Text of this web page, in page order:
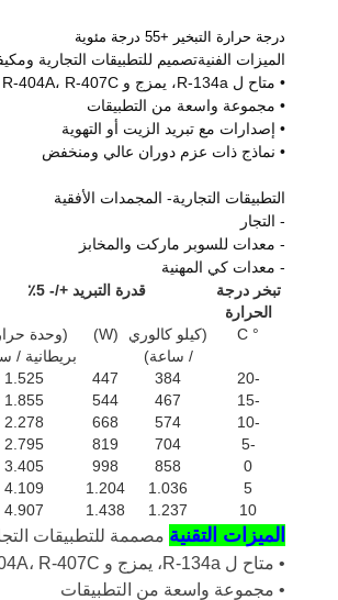
درجة حرارة التبخير +55 درجة مئوية
الميزات الفنيةتصميم للتطبيقات التجارية
• متاح ل R-134a، يمزج و R-502، R-22، R-404A، R-407C
• مجموعة واسعة من التطبيقات
• إصدارات مع تبريد الزيت أو التهوية
• نماذج ذات عزم دوران عالي ومنخفض
التطبيقات التجارية- المجمدات الأفقية
- التجار
- معدات للسوبر ماركت والمخابز
- معدات كي المهنية
تبخر درجة
الحرارة
قدرة التبريد +/- 5٪
° C
(كيلو كالوري
/ ساعة)
(W)
(وحدة
بريطانية /
-20
384
447
1.525
-15
467
544
1.855
-10
574
668
2.278
-5
704
819
2.795
0
858
998
3.405
5
1.036
1.204
4.109
10
1.237
1.438
4.907
الميزات التقنية مصممة للتطبيقات
• متاح ل R-134a، يمزج و R-502، R-22، R-404A، R-407C
• مجموعة واسعة من التطبيقات